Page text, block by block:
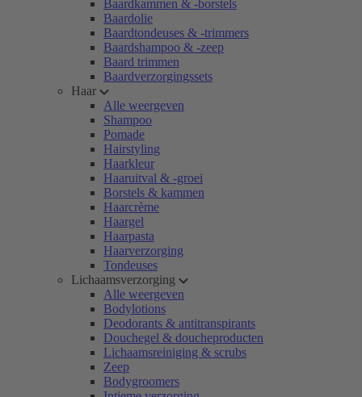
Baardkammen & -borstels
Baardolie
Baardtondeuses & -trimmers
Baardshampoo & -zeep
Baard trimmen
Baardverzorgingssets
Haar
Alle weergeven
Shampoo
Pomade
Hairstyling
Haarkleur
Haaruitval & -groei
Borstels & kammen
Haarcrème
Haargel
Haarpasta
Haarverzorging
Tondeuses
Lichaamsverzorging
Alle weergeven
Bodylotions
Deodorants & antitranspirants
Douchegel & doucheproducten
Lichaamsreiniging & scrubs
Zeep
Bodygroomers